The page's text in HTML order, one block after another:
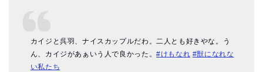
カイジと呉羽、ナイスカップルだわ。二人とも好きやな。う
ん、カイジがあぁいう人で良かった。#けもなれ #獣になれな
い私たち